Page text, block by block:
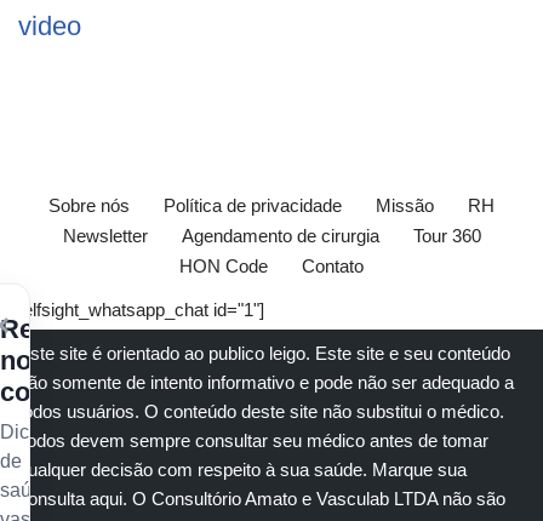
video
Sobre nós Política de privacidade Missão
RH
Newsletter
Agendamento de cirurgia
Tour 360
HON Code
Contato
[elfsight_whatsapp_chat id="1"]
Este site é orientado ao publico leigo. Este site e seu conteúdo
são somente de intento informativo e pode não ser adequado a
todos usuários. O conteúdo deste site não substitui o médico.
Todos devem sempre consultar seu médico antes de tomar
qualquer decisão com respeito à sua saúde. Marque sua
consulta aqui. O Consultório Amato e Vasculab LTDA não são
Receba
nossos
conteúdos
Dicas
de
saúde